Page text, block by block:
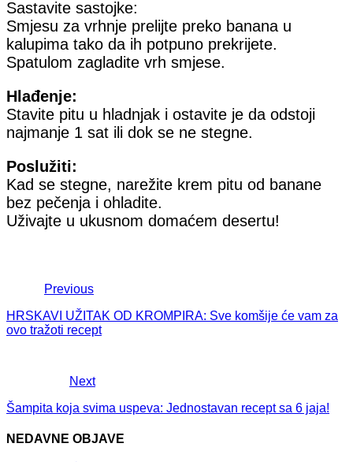
Sastavite sastojke:
Smjesu za vrhnje prelijte preko banana u
kalupima tako da ih potpuno prekrijete.
Spatulom zagladite vrh smjese.
Hlađenje:
Stavite pitu u hladnjak i ostavite je da odstoji
najmanje 1 sat ili dok se ne stegne.
Poslužiti:
Kad se stegne, narežite krem ​​pitu od banane
bez pečenja i ohladite.
Uživajte u ukusnom domaćem desertu!
Previous
HRSKAVI UŽITAK OD KROMPIRA: Sve komšije će vam za
ovo tražoti recept
Next
Šampita koja svima uspeva: Jednostavan recept sa 6 jaja!
NEDAVNE OBJAVE